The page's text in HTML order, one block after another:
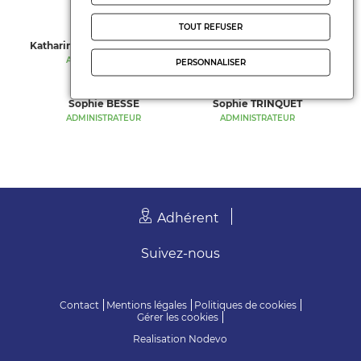
Katharina LUEDDE BRIOLANT
ADMINISTRATEUR ADMINISTRATEUR
Sophie BESSE
ADMINISTRATEUR
Sophie TRINQUET
ADMINISTRATEUR
Adhérent
Contact Mentions légales
Politiques de cookies
Gérer les cookies
Realisation Nodevo
Suivez-nous
TOUT REFUSER
PERSONNALISER